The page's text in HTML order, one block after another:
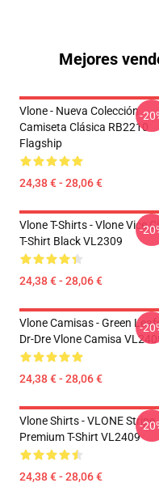
Mejores
Vlone - Nueva Colección
Camiseta Clásica RB2210
Flagship
24,38 € - 28,06 €
-
Vlone T-Shirts - Vlone Vice
T-Shirt Black VL2309
24,38 € - 28,06 €
-
Vlone Camisas - Green
Dr-Dre Vlone Camisa
24,38 € - 28,06 €
-
Vlone Shirts - VLONE Stripe
Premium T-Shirt VL2409
24,38 € - 28,06 €
-